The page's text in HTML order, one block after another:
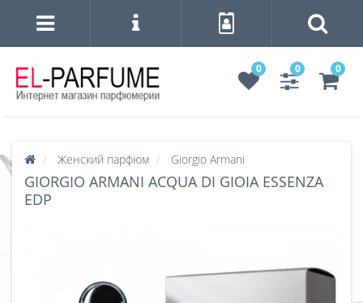
0 0 0
Женский парфюм Giorgio Armani
GIORGIO ARMANI ACQUA DI GIOIA ESSENZA
EDP